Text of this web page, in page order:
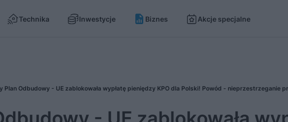
Technika Inwestycje Biznes Akcje specjalne